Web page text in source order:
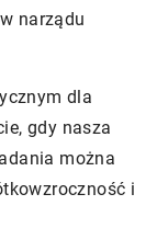
narządu
dla
gdy nasza
można
i